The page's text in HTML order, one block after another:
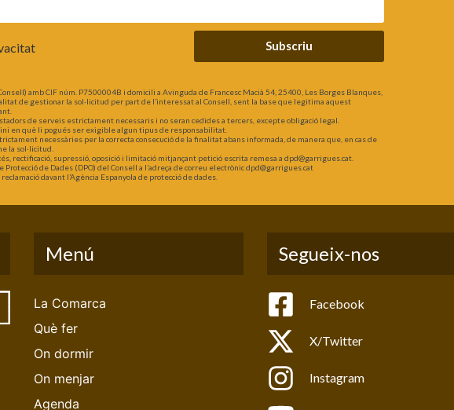
Subscriu
amb CIF núm. P7500004B i domicili a Avinguda de Francesc Macià 54, 25400, Les Borges Blanques,
de gestionar la sol·licitud per part de l’interessat al Consell, sent la base que legitima aquest
de serveis estrictament necessaris i no seran cedides a tercers, excepte obligació legal.
en què li pogués ser exigible algun tipus de responsabilitat.
necessàries per la correcta consecució de la finalitat abans informada, de manera que, en cas de
la sol·licitud.
rectificació, supressió, oposició i limitació mitjançant petició escrita remesa a dpd@garrigues.cat.
de Dades (DPO) del Consell a l’adreça de correu electrònic dpd@garrigues.cat
davant l’Agència Espanyola de protecció de dades.
Menú
La Comarca
Què fer
On dormir
On menjar
Agenda
Segueix-nos
Facebook
X/Twitter
Instagram